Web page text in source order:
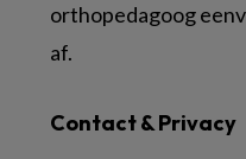
Contact & Privacy
orthopedagoog
af.